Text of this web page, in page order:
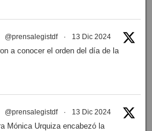
@prensalegistdf · 13 Dic 2024
a conocer el orden del día de la
@prensalegistdf · 13 Dic 2024
Mónica Urquiza encabezó la